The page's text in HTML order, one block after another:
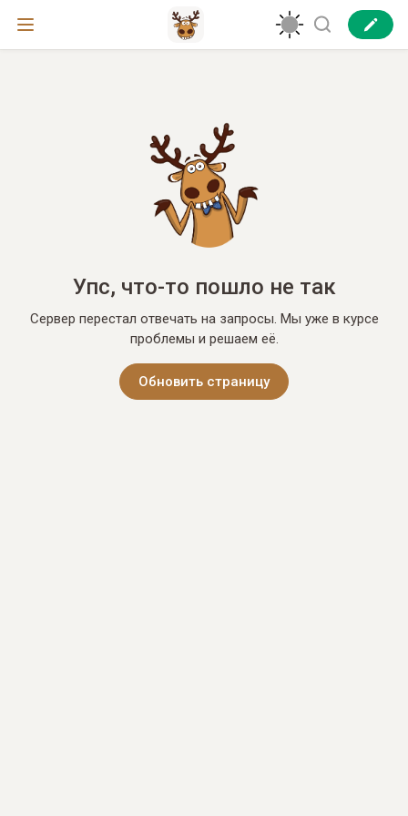
Упс, что-то пошло не так
Сервер перестал отвечать на запросы. Мы уже в курсе
проблемы и решаем её.
Обновить страницу